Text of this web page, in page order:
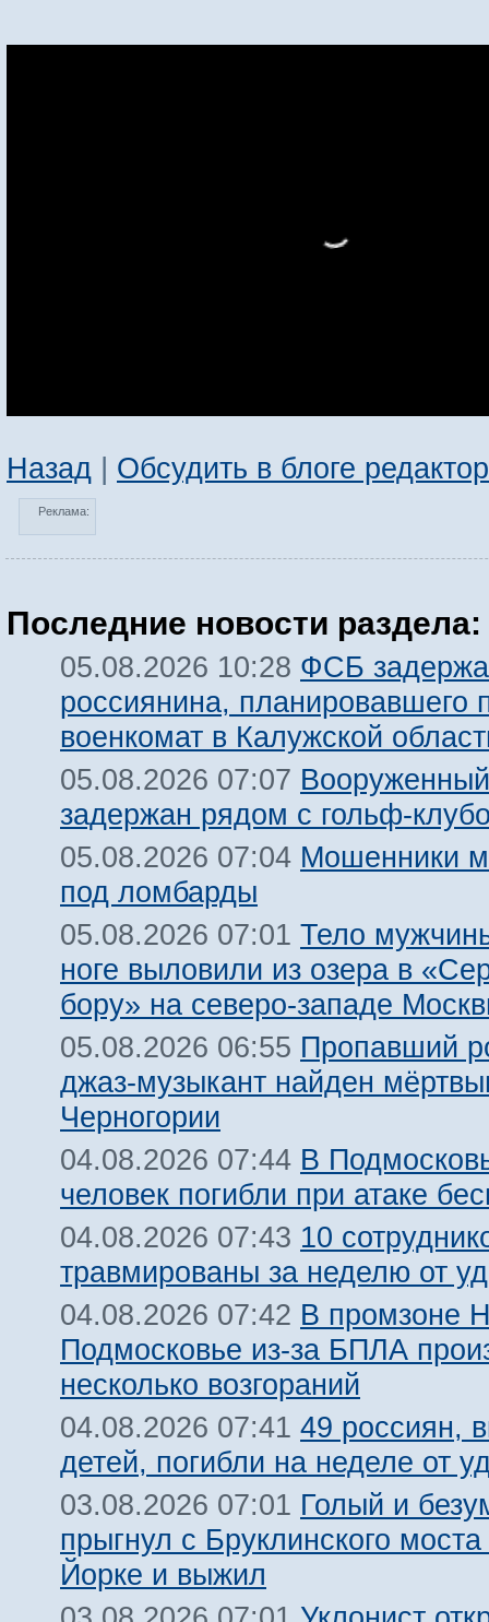
Назад | Обсудить в блоге
Реклама:
Последние новости раздела:
05.08.2026 10:28 ФСБ
россиянина, планировавшего
военкомат в Калужской
05.08.2026 07:07
задержан рядом с гольф-
05.08.2026 07:04 Мошенники
под ломбарды
05.08.2026 07:01 Тело
ноге выловили из озера в
бору» на северо-западе
05.08.2026 06:55 Пропавший
джаз-музыкант найден
Черногории
04.08.2026 07:44 В
человек погибли при атаке
04.08.2026 07:43 10
травмированы за неделю от
04.08.2026 07:42 В промзоне
Подмосковье из-за БПЛА
несколько возгораний
04.08.2026 07:41 49 россиян,
детей, погибли на неделе от
03.08.2026 07:01 Голый и
прыгнул с Бруклинского
Йорке и выжил